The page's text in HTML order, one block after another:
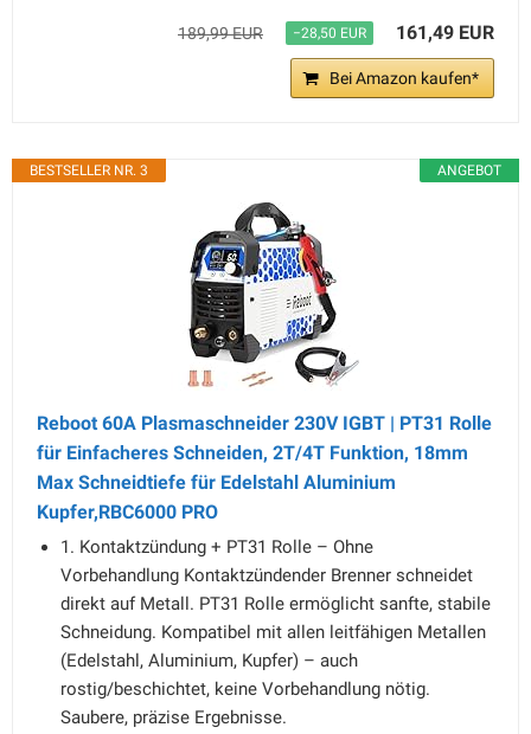
189,99 EUR −28,50 EUR 161,49 EUR
Bei Amazon kaufen*
ANGEBOT
BESTSELLER NR. 3
Reboot 60A Plasmaschneider 230V IGBT | PT31 Rolle
für Einfacheres Schneiden, 2T/4T Funktion, 18mm
Max Schneidtiefe für Edelstahl Aluminium
Kupfer,RBC6000 PRO
1. Kontaktzündung + PT31 Rolle – Ohne
Vorbehandlung Kontaktzündender Brenner schneidet
direkt auf Metall. PT31 Rolle ermöglicht sanfte, stabile
Schneidung. Kompatibel mit allen leitfähigen Metallen
(Edelstahl, Aluminium, Kupfer) – auch
rostig/beschichtet, keine Vorbehandlung nötig.
Saubere, präzise Ergebnisse.